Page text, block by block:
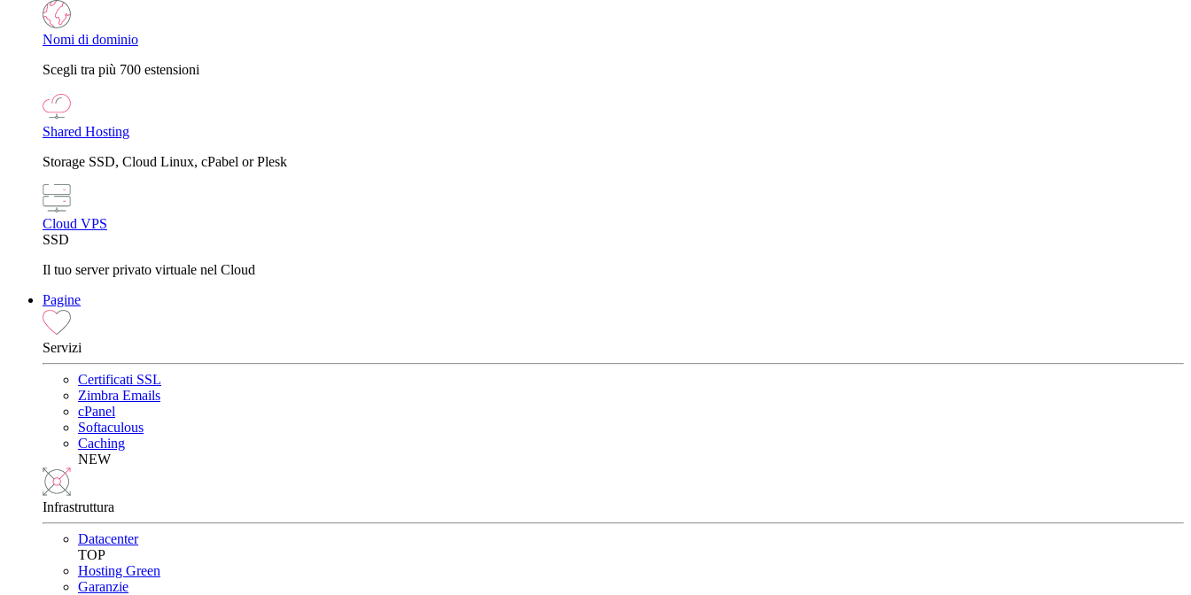
Nomi di dominio
Scegli tra più 700 estensioni
Shared Hosting
Storage SSD, Cloud Linux, cPabel or Plesk
Cloud VPS
SSD
Il tuo server privato virtuale nel Cloud
Pagine
Servizi
Certificati SSL
Zimbra Emails
cPanel
Softaculous
Caching
NEW
Infrastruttura
Datacenter
TOP
Hosting Green
Garanzie